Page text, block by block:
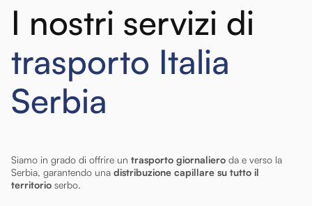
I nostri servizi di
trasporto Italia
Serbia
Siamo in grado di offrire un trasporto giornaliero da e verso la
Serbia, garantendo una distribuzione capillare su tutto il
territorio serbo.